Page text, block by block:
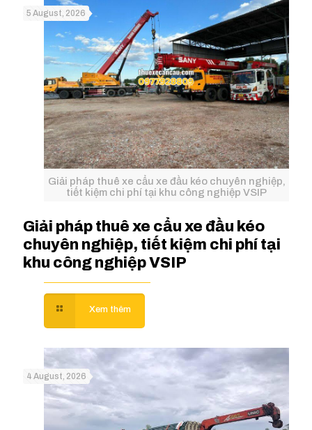
Giải pháp thuê xe cẩu xe đầu kéo chuyên nghiệp,
tiết kiệm chi phí tại khu công nghiệp VSIP
5 August, 2026
Giải pháp thuê xe cẩu xe đầu kéo
chuyên nghiệp, tiết kiệm chi phí tại
khu công nghiệp VSIP
4 August, 2026